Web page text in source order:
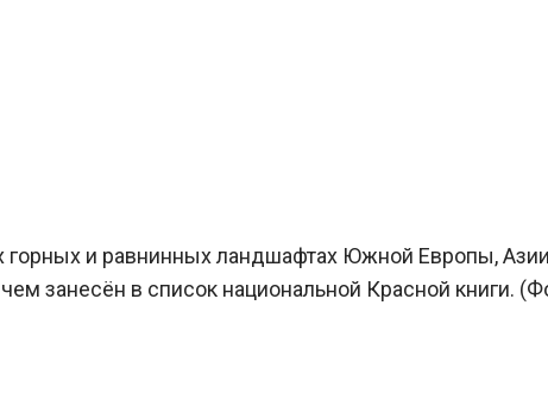
и равнинных ландшафтах Южной Европы,
занесён в список национальной Красной книги.